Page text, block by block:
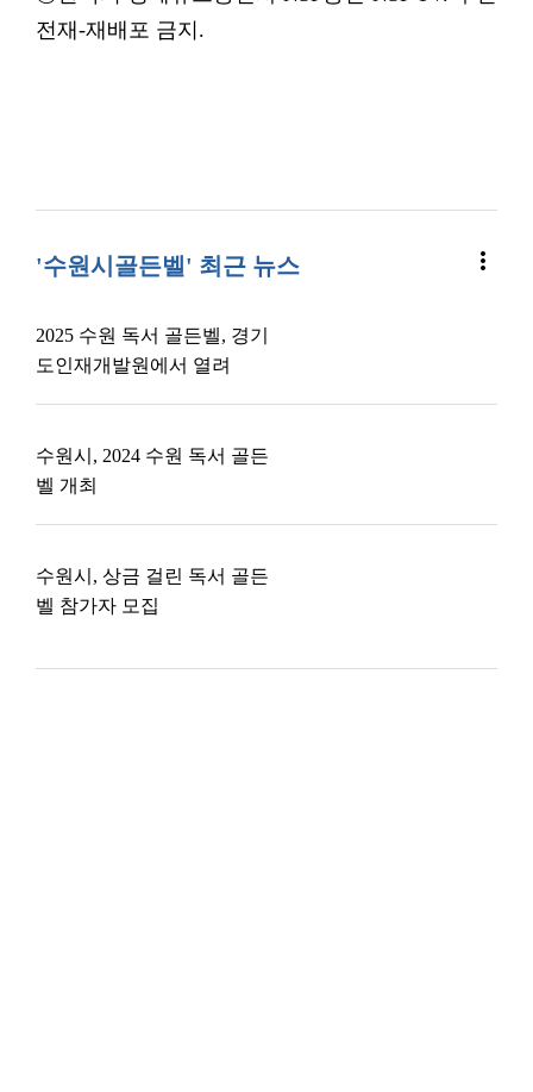
전재-재배포 금지.
'수원시골든벨' 최근 뉴스 more_vert
2025 수원 독서 골든벨, 경기
도인재개발원에서 열려
수원시, 2024 수원 독서 골든
벨 개최
수원시, 상금 걸린 독서 골든
벨 참가자 모집